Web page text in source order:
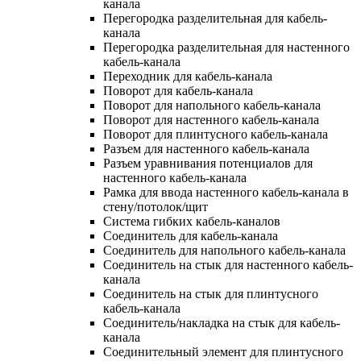
канала
Перегородка разделительная для кабель-
канала
Перегородка разделительная для настенного
кабель-канала
Переходник для кабель-канала
Поворот для кабель-канала
Поворот для напольного кабель-канала
Поворот для настенного кабель-канала
Поворот для плинтусного кабель-канала
Разъем для настенного кабель-канала
Разъем уравнивания потенциалов для
настенного кабель-канала
Рамка для ввода настенного кабель-канала в
стену/потолок/щит
Система гибких кабель-каналов
Соединитель для кабель-канала
Соединитель для напольного кабель-канала
Соединитель на стык для настенного кабель-
канала
Соединитель на стык для плинтусного
кабель-канала
Соединитель/накладка на стык для кабель-
канала
Соединительный элемент для плинтусного